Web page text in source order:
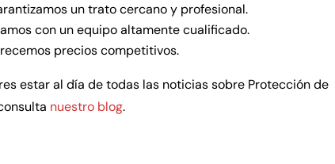
un trato cercano y profesional.
con un equipo altamente cualificado.
precios competitivos.
estar al día de todas las noticias sobre Protección de
nuestro blog.